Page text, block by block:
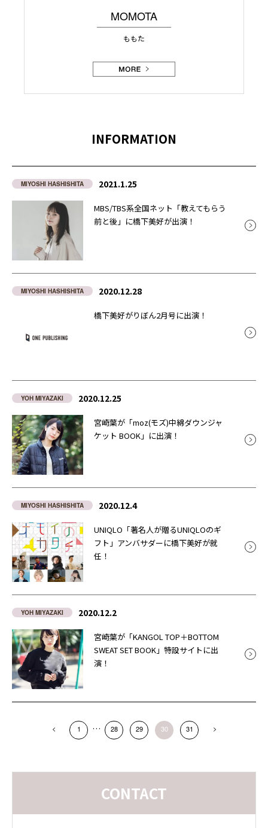
MOMOTA
ももた
INFORMATION
MIYOSHI HASHISHITA 2021.1.25
MBS/TBS系全国ネット「教えてもらう
前と後」に橋下美好が出演！
MIYOSHI HASHISHITA 2020.12.28
橋下美好がりぼん2月号に出演！
YOH MIYAZAKI 2020.12.25
宮崎葉が「moz(モズ)中綿ダウンジャ
ケット BOOK」に出演！
MIYOSHI HASHISHITA 2020.12.4
UNIQLO「著名人が贈るUNIQLOのギ
フト」アンバサダーに橋下美好が就
任！
YOH MIYAZAKI 2020.12.2
宮崎葉が「KANGOL TOP＋BOTTOM
SWEAT SET BOOK」特設サイトに出
演！
1 … 28 29 30 31
CONTACT